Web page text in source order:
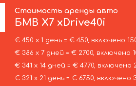
Стоимость аренды авто
БМВ X7 xDrive40i
€ 450 х 1 день = € 450, включено
€ 386 х 7 дней = € 2700, включено
€ 341 х 14 дней = € 4770, включено
€ 321 х 21 день = € 6750, включено